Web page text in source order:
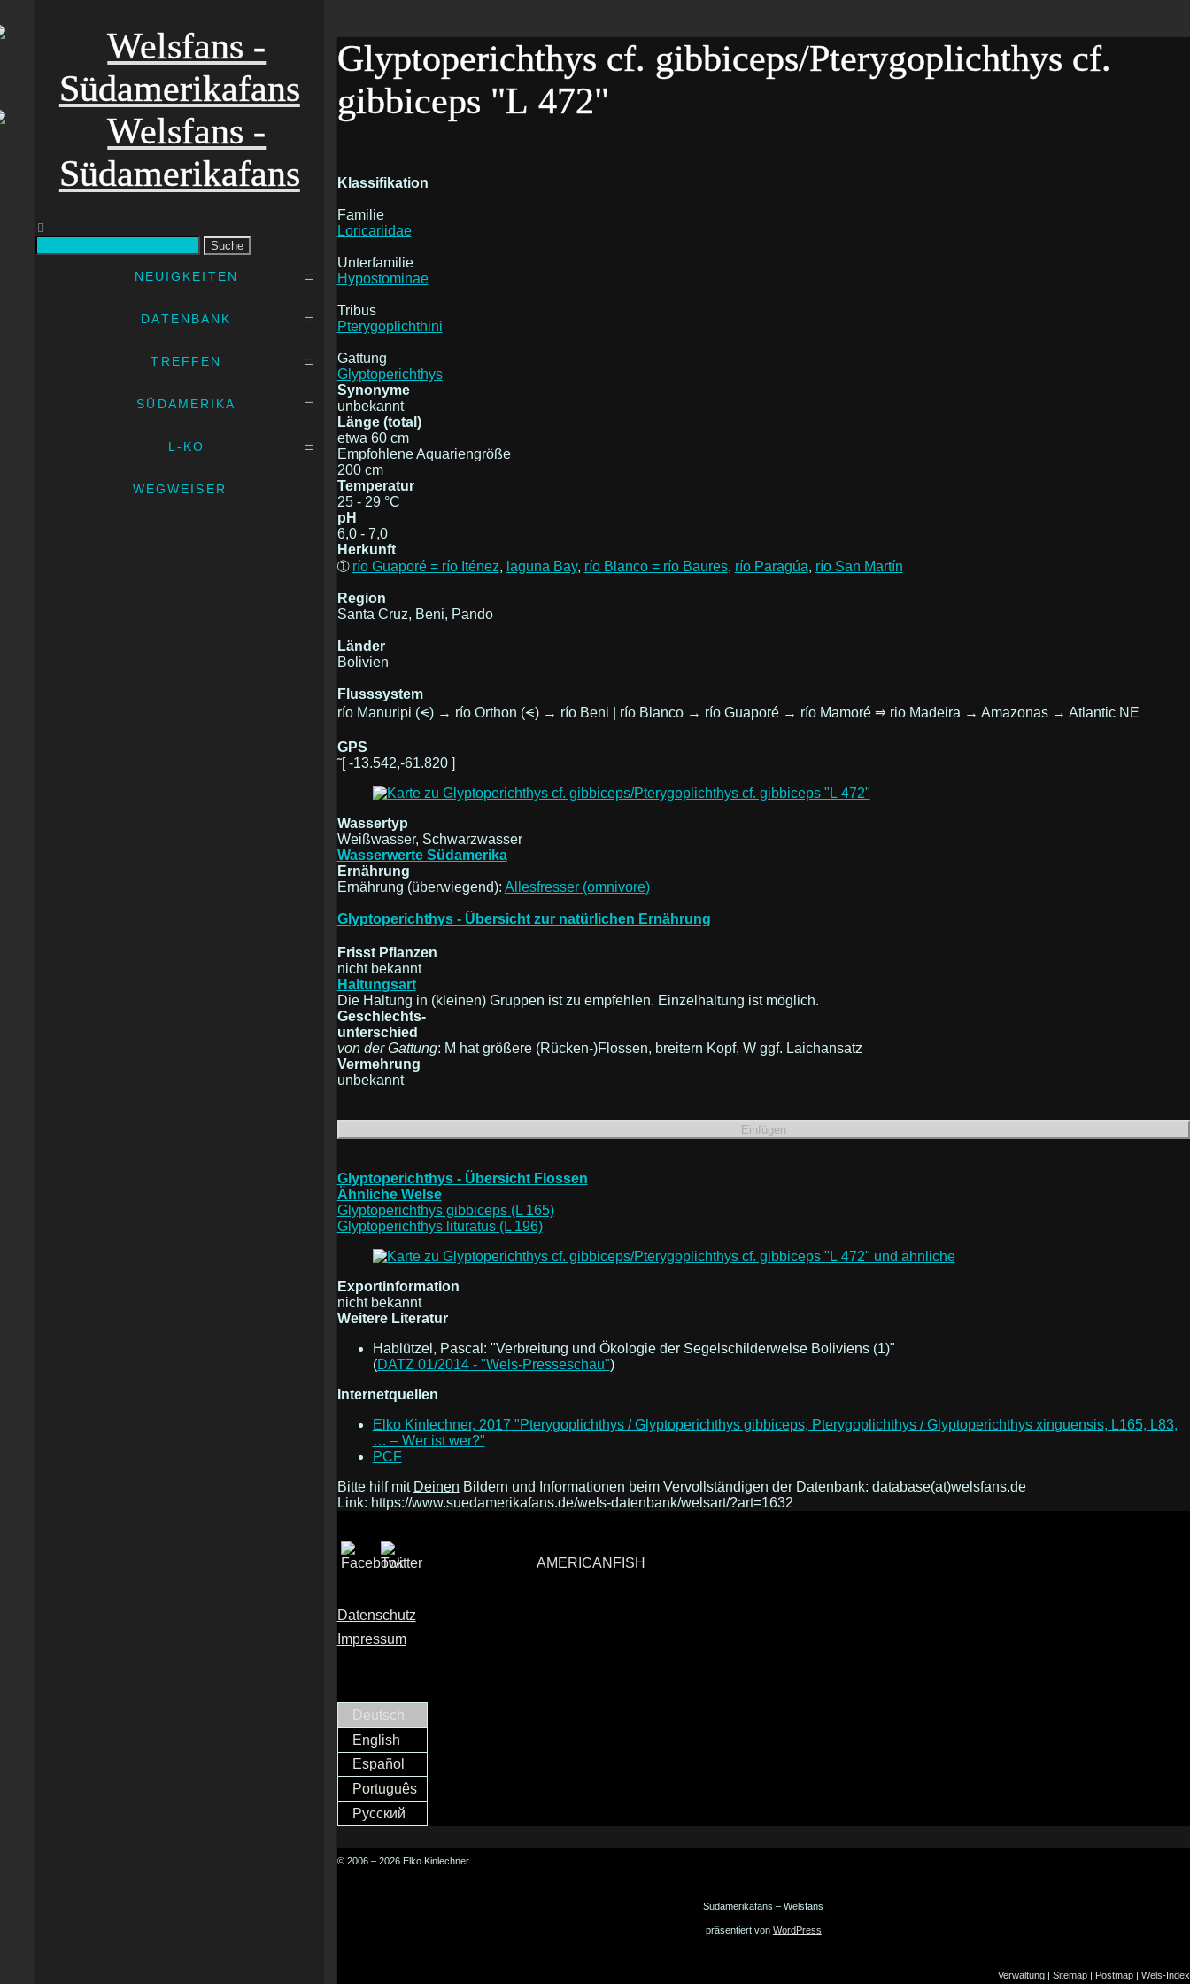
Suche
NEUIGKEITEN
DATENBANK
TREFFEN
SÜDAMERIKA
L-KO
WEGWEISER
Glyptoperichthys cf. gibbiceps/Pterygoplichthys cf.
gibbiceps "L 472"
Klassifikation
Familie
Loricariidae
Unterfamilie
Hypostominae
Tribus
Pterygoplichthini
Gattung
Glyptoperichthys
Synonyme
unbekannt
Länge (total)
etwa 60 cm
Empfohlene Aquariengröße
200 cm
Temperatur
25 - 29 °C
pH
6,0 - 7,0
Herkunft
➀ río Guaporé = río Iténez, laguna Bay, río Blanco = río Baures, río Paragúa, río San Martín
Region
Santa Cruz, Beni, Pando
Länder
Bolivien
Flusssystem
río Manuripi (⪪) → río Orthon (⪪) → río Beni | río Blanco → río Guaporé → río Mamoré ⇒ rio Madeira → Amazonas → Atlantic NE
GPS
˜[ -13.542,-61.820 ]
Wassertyp
Weißwasser, Schwarzwasser
Wasserwerte Südamerika
Ernährung
Ernährung (überwiegend): Allesfresser (omnivore)
Glyptoperichthys - Übersicht zur natürlichen Ernährung
Frisst Pflanzen
nicht bekannt
Haltungsart
Die Haltung in (kleinen) Gruppen ist zu empfehlen. Einzelhaltung ist möglich.
Geschlechts-
unterschied
von der Gattung: M hat größere (Rücken-)Flossen, breitern Kopf, W ggf. Laichansatz
Vermehrung
unbekannt
Glyptoperichthys - Übersicht Flossen
Ähnliche Welse
Glyptoperichthys gibbiceps (L 165)
Glyptoperichthys lituratus (L 196)
Exportinformation
nicht bekannt
Weitere Literatur
Hablützel, Pascal: "Verbreitung und Ökologie der Segelschilderwelse Boliviens (1)"
(DATZ 01/2014 - "Wels-Presseschau")
Internetquellen
Elko Kinlechner, 2017 "Pterygoplichthys / Glyptoperichthys gibbiceps, Pterygoplichthys / Glyptoperichthys xinguensis, L165, L83,
… – Wer ist wer?"
PCF
Bitte hilf mit Deinen Bildern und Informationen beim Vervollständigen der Datenbank: database(at)welsfans.de
Link: https://www.suedamerikafans.de/wels-datenbank/welsart/?art=1632
AMERICANFISH
Datenschutz
Impressum
Deutsch
English
Español
Português
Русский
© 2006 – 2026 Elko Kinlechner
Südamerikafans – Welsfans
präsentiert von WordPress
Verwaltung | Sitemap | Postmap | Wels-Index